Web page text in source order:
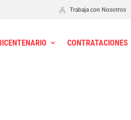
Trabaja con Nosotros
CONTRATACIONES